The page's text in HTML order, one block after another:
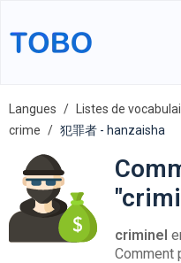
Langues Listes de
crime
犯罪者 - hanzaisha
criminel
Comment